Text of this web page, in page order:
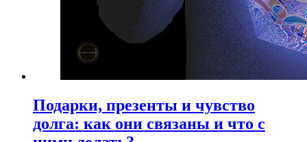
Подарки, презенты и чувство
долга: как они связаны и что с